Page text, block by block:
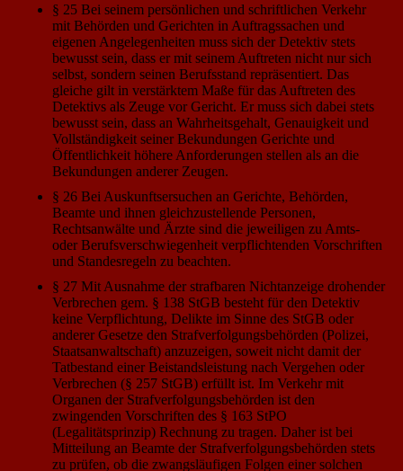
§ 25 Bei seinem persönlichen und schriftlichen Verkehr
mit Behörden und Gerichten in Auftragssachen und
eigenen Angelegenheiten muss sich der Detektiv stets
bewusst sein, dass er mit seinem Auftreten nicht nur sich
selbst, sondern seinen Berufsstand repräsentiert. Das
gleiche gilt in verstärktem Maße für das Auftreten des
Detektivs als Zeuge vor Gericht. Er muss sich dabei stets
bewusst sein, dass an Wahrheitsgehalt, Genauigkeit und
Vollständigkeit seiner Bekundungen Gerichte und
Öffentlichkeit höhere Anforderungen stellen als an die
Bekundungen anderer Zeugen.
§ 26 Bei Auskunftsersuchen an Gerichte, Behörden,
Beamte und ihnen gleichzustellende Personen,
Rechtsanwälte und Ärzte sind die jeweiligen zu Amts-
oder Berufsverschwiegenheit verpflichtenden Vorschriften
und Standesregeln zu beachten.
§ 27 Mit Ausnahme der strafbaren Nichtanzeige drohender
Verbrechen gem. § 138 StGB besteht für den Detektiv
keine Verpflichtung, Delikte im Sinne des StGB oder
anderer Gesetze den Strafverfolgungsbehörden (Polizei,
Staatsanwaltschaft) anzuzeigen, soweit nicht damit der
Tatbestand einer Beistandsleistung nach Vergehen oder
Verbrechen (§ 257 StGB) erfüllt ist. Im Verkehr mit
Organen der Strafverfolgungsbehörden ist den
zwingenden Vorschriften des § 163 StPO
(Legalitätsprinzip) Rechnung zu tragen. Daher ist bei
Mitteilung an Beamte der Strafverfolgungsbehörden stets
zu prüfen, ob die zwangsläufigen Folgen einer solchen